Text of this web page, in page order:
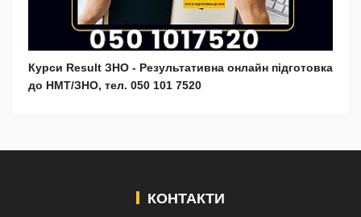
Курси Result ЗНО - Результативна онлайн підготовка
до НМТ/ЗНО, тел. 050 101 7520
КОНТАКТИ